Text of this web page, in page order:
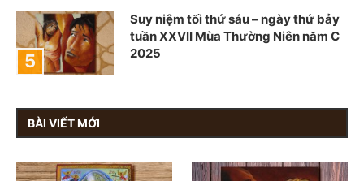
Suy niệm tối thứ sáu – ngày thứ bảy
tuần XXVII Mùa Thường Niên năm C
2025
BÀI VIẾT MỚI